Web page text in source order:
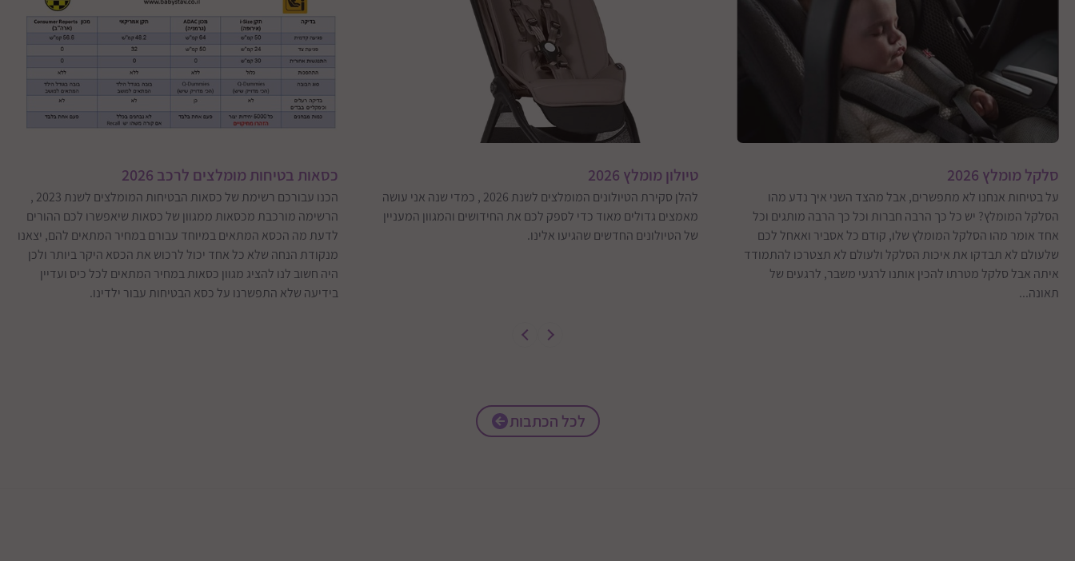
סלקל מומלץ 2026
על בטיחות אנחנו לא מתפשרים, אבל מהצד השני איך נדע מהו
הסלקל המומלץ? יש כל כך הרבה חברות וכל כך הרבה מותגים וכל
אחד אומר מהו הסלקל המומלץ שלו, קודם כל אסביר ואאחל לכם
שלעולם לא תבדקו את איכות הסלקל ולעולם לא תצטרכו להתמודד
איתה אבל סלקל מטרתו להכין אותנו לרגעי משבר, לרגעים של
תאונה...
טיולון מומלץ 2026
להלן סקירת הטיולונים המומלצים לשנת 2026 , כמדי שנה אני עושה
מאמצים גדולים מאוד כדי לספק לכם את החידושים והמגוון המעניין
של הטיולונים החדשים שהגיעו אלינו.
כסאות בטיחות מומלצים לרכב 2026
הכנו עבורכם רשימת של כסאות הבטיחות המומלצים לשנת 2023 ,
הרשימה מורכבת מכסאות ממגוון של כסאות שיאפשרו לכם ההורים
לדעת מה הכסא המתאים במיוחד עבורם במחיר המתאים להם, יצאנו
מנקודת הנחה שלא כל אחד יכול לרכוש את הכסא היקר ביותר ולכן
היה חשוב לנו להציג מגוון כסאות במחיר המתאים לכל כיס ועדיין
בידיעה שלא התפשרנו על כסא הבטיחות עבור ילדינו.
לכל הכתבות